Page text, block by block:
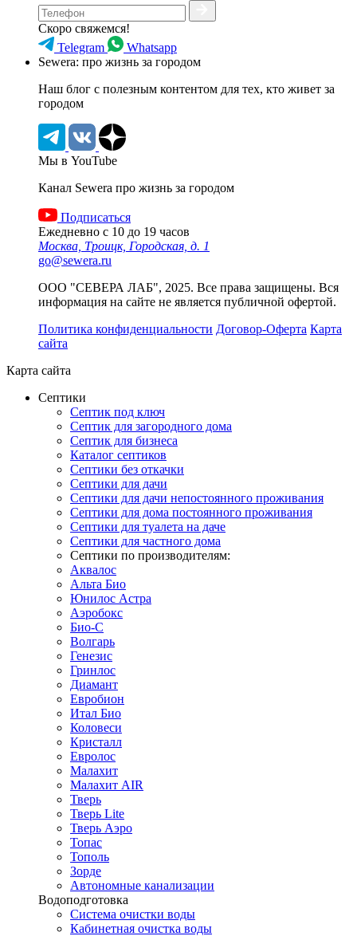
Скоро свяжемся!
Telegram
Whatsapp
Sewera: про жизнь за городом
Наш блог c полезным контентом для тех, кто живет за
городом
Мы в YouTube
Канал Sewera про жизнь за городом
Подписаться
Ежедневно с 10 до 19 часов
Москва, Троицк, Городская, д. 1
go@sewera.ru
ООО "СЕВЕРА ЛАБ", 2025. Все права защищены. Вся
информация на сайте не является публичной офертой.
Политика конфиденциальности Договор-Оферта Карта
сайта
Карта сайта
Септики
Септик под ключ
Септик для загородного дома
Септик для бизнеса
Каталог септиков
Септики без откачки
Септики для дачи
Септики для дачи непостоянного проживания
Септики для дома постоянного проживания
Септики для туалета на даче
Септики для частного дома
Септики по производителям:
Аквалос
Альта Био
Юнилос Астра
Аэробокс
Био-С
Волгарь
Генезис
Гринлос
Диамант
Евробион
Итал Био
Коловеси
Кристалл
Евролос
Малахит
Малахит AIR
Тверь
Тверь Lite
Тверь Аэро
Топас
Тополь
Зорде
Автономные канализации
Водоподготовка
Система очистки воды
Кабинетная очистка воды